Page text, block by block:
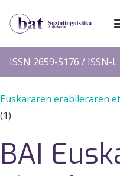
ISSN 2659-5176 / ISSN-
Euskararen erabileraren
(1)
BAI